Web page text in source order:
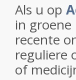
Als u op
in
recente
reguliere
of